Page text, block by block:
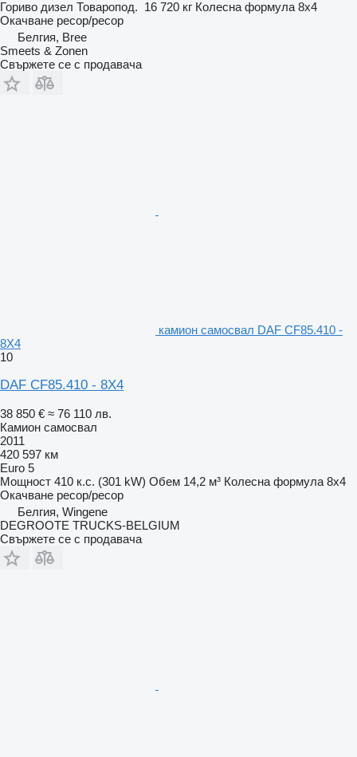
Гориво дизел Товаропод. 16 720 кг Колесна формула 8x4
Окачване ресор/ресор
Белгия, Bree
Smeets & Zonen
Свържете се с продавача
камион самосвал DAF CF85.410 -
8X4
10
DAF CF85.410 - 8X4
38 850 € ≈ 76 110 лв.
Камион самосвал
2011
420 597 км
Euro 5
Мощност 410 к.с. (301 kW) Обем 14,2 м³ Колесна формула 8x4
Окачване ресор/ресор
Белгия, Wingene
DEGROOTE TRUCKS-BELGIUM
Свържете се с продавача